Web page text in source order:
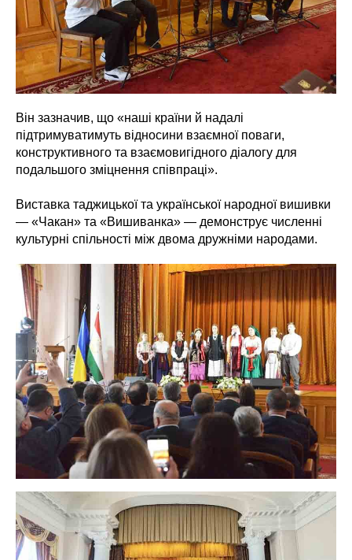
Він зазначив, що «наші країни й надалі
підтримуватимуть відносини взаємної поваги,
конструктивного та взаємовигідного діалогу для
подальшого зміцнення співпраці».
Виставка таджицької та української народної вишивки
— «Чакан» та «Вишиванка» — демонструє численні
культурні спільності між двома дружніми народами.